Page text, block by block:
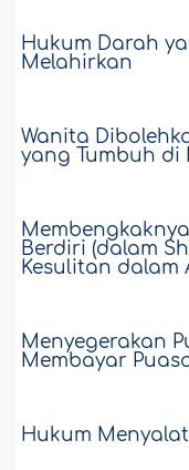
Hukum Darah
Melahirkan
Wanita
yang Tumbuh di
Berdiri (dalam
Kesulitan dalam
Menyegerakan
Membayar
Hukum